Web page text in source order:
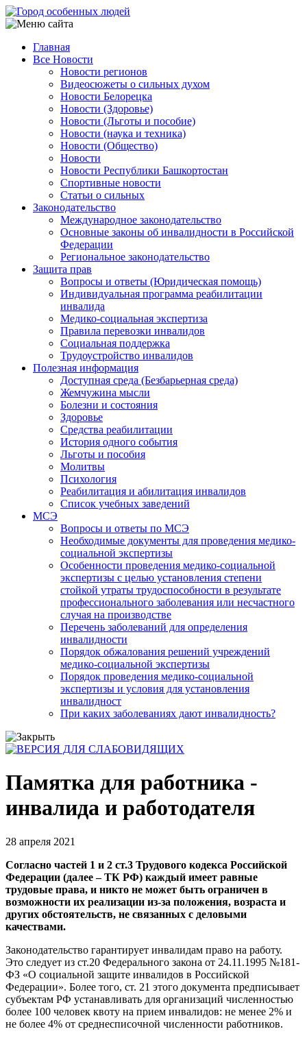
Перейти
к
содержанию
Main
navigation
Главная
Все Новости
Новости регионов
Видеосюжеты о сильных духом
Новости Белорецка
Новости (Здоровье)
Новости (Льготы и пособие)
Новости (наука и техника)
Новости (Общество)
Новости
Новости Республики Башкортостан
Спортивные новости
Статьи о сильных
Законодательство
Международное законодательство
Основные законы об инвалидности в Российской
Федерации
Региональное законодательство
Защита прав
Вопросы и ответы (Юридическая помощь)
Индивидуальная программа реабилитации
инвалида
Медико-социальная экспертиза
Правила перевозки инвалидов
Социальная поддержка
Трудоустройство инвалидов
Полезная информация
Доступная среда (Безбарьерная среда)
Жемчужина мысли
Болезни и состояния
Здоровье
Средства реабилитации
История одного события
Льготы и пособия
Молитвы
Психология
Реабилитация и абилитация инвалидов
Список учебных заведений
МСЭ
Вопросы и ответы по МСЭ
Необходимые документы для проведения медико-
социальной экспертизы
Особенности проведения медико-социальной
экспертизы с целью установления степени
стойкой утраты трудоспособности в результате
профессионального заболевания или несчастного
случая на производстве
Перечень заболеваний для определения
инвалидности
Порядок обжалования решений учреждений
медико-социальной экспертизы
Порядок проведения медико-социальной
экспертизы и условия для установления
инвалидност
При каких заболеваниях дают инвалидность?
Памятка для работника -
инвалида и работодателя
28 апреля 2021
Согласно частей 1 и 2 ст.3 Трудового кодекса Российской
Федерации (далее – ТК РФ) каждый имеет равные
трудовые права, и никто не может быть ограничен в
возможности их реализации из-за положения, возраста и
других обстоятельств, не связанных с деловыми
качествами.
Законодательство гарантирует инвалидам право на работу.
Это следует из ст.20 Федерального закона от 24.11.1995 №181-
ФЗ «О социальной защите инвалидов в Российской
Федерации». Более того, ст. 21 этого документа предписывает
субъектам РФ устанавливать для организаций численностью
более 100 человек квоту на прием инвалидов: не менее 2% и
не более 4% от среднесписочной численности работников.